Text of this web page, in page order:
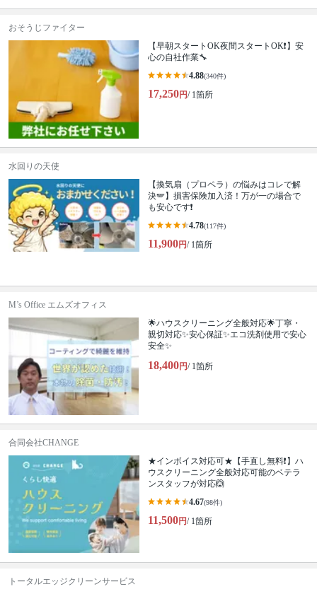
おそうじファイター
【早朝スタートOK夜間スタートOK❗️】安
心の自社作業🔧
4.88(340件)
17,250円/ 1箇所
水回りの天使
【換気扇（プロペラ）の悩みはコレで解
決🪽】損害保険加入済！万が一の場合で
も安心です❗️
4.78(117件)
11,900円/ 1箇所
M’s Office エムズオフィス
🌟ハウスクリーニング全般対応🌟丁寧・
親切対応✨安心保証✨エコ洗剤使用で安心
安全✨
18,400円/ 1箇所
合同会社CHANGE
★インボイス対応可★【手直し無料❗️】ハ
ウスクリーニング全般対応可能のベテラ
ンスタッフが対応🙆
4.67(98件)
11,500円/ 1箇所
トータルエッジクリーンサービス